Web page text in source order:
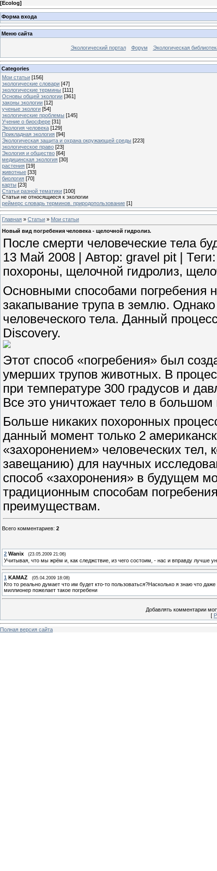
[Ecolog]
Форма входа
Меню сайта
Экологический портал Форум Экологическая
Categories
Мои статьи [156]
экологические словари [47]
экологические термины [111]
Основы общей экологии [361]
законы экологии [12]
ученые экологи [54]
экологические проблемы [145]
Учение о биосфере [31]
Экология человека [129]
Прикладная экология [94]
Экологическая защита и охрана окружающей среды [223]
экологическое право [23]
Экология и общество [64]
медицинская экология [30]
растения [19]
животные [33]
биология [70]
карты [23]
Статьи разной тематики [100]
Статьи не относящиеся к экологии
реймерс словарь терминов. природопользование [1]
Главная » Статьи » Мои статьи
Новый вид погребения человека - щелочной гидролиз.
После смерти человеческие тела
13 Май 2008 | Автор: gravel pit |
похороны, щелочной гидролиз,
Основными способами погребения
закапывание трупа в землю.
человеческого тела. Данный
Discovery.
Этот способ «погребения» был
умерших трупов животных. В
при температуре 300 градусов и
Все это уничтожает тело в
Больше никаких похоронных
данный момент только 2
«захоронением» человеческих
завещанию) для научных
способ «захоронения» в будущем
традиционным способам
преимуществам.
Всего комментариев: 2
2 Wanix (23.05.2009 21:06)
Учитывая, что мы жрём и, как следжствие, из чего состоим, - нас и вправду лучше
1 KAMAZ (05.04.2009 18:08)
Кто то реально думает что им будет кто-то пользоваться?Насколько я знаю что
миллионер пожелает такое погребени
Добавлять комментарии
[
Полная версия сайта